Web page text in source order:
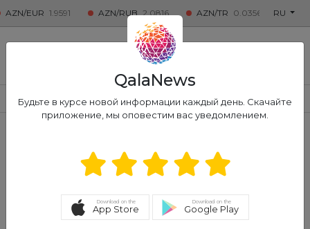
1.9591 AZN/RUB 2.0816 AZN/TR 0.0356 Qızıl
RU
QALANEWS
СОЦИАЛЬНЫЕ ПОЛИТИКА ЭКОНОМИКА
QalaNews
Будьте в курсе новой информации каждый день. Скачайте
приложение, мы оповестим вас уведомлением.
Download on the
App Store
Download on the
Google Play